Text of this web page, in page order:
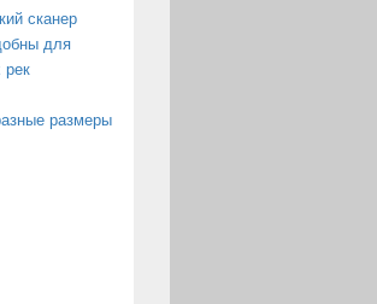
сканер
для
размеры